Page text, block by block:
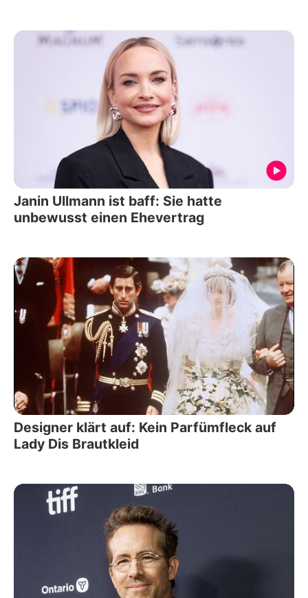
Janin Ullmann ist baff: Sie hatte
unbewusst einen Ehevertrag
Designer klärt auf: Kein Parfümfleck auf
Lady Dis Brautkleid